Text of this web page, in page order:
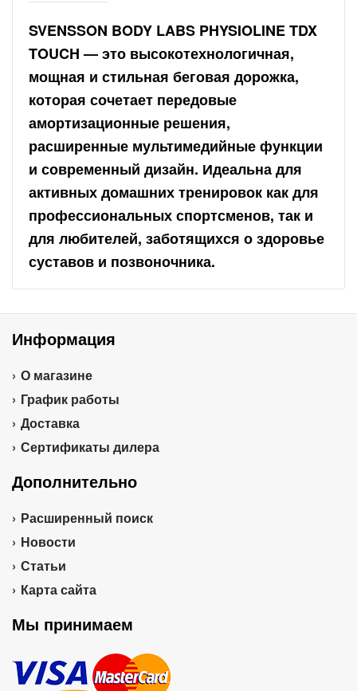
SVENSSON BODY LABS PHYSIOLINE TDX
TOUCH — это высокотехнологичная,
мощная и стильная беговая дорожка,
которая сочетает передовые
амортизационные решения,
расширенные мультимедийные функции
и современный дизайн. Идеальна для
активных домашних тренировок как для
профессиональных спортсменов, так и
для любителей, заботящихся о здоровье
суставов и позвоночника.
Информация
О магазине
График работы
Доставка
Сертификаты дилера
Дополнительно
Расширенный поиск
Новости
Статьи
Карта сайта
Мы принимаем